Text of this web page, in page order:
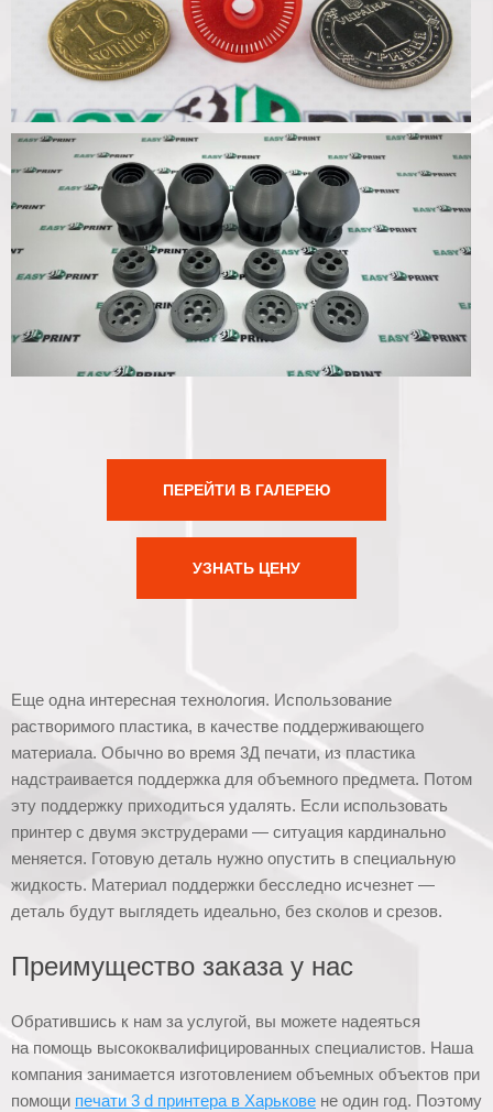
ПЕРЕЙТИ В ГАЛЕРЕЮ
УЗНАТЬ ЦЕНУ
Еще одна интересная технология. Использование
растворимого пластика, в качестве поддерживающего
материала. Обычно во время 3Д печати, из пластика
надстраивается поддержка для объемного предмета. Потом
эту поддержку приходиться удалять. Если использовать
принтер с двумя экструдерами — ситуация кардинально
меняется. Готовую деталь нужно опустить в специальную
жидкость. Материал поддержки бесследно исчезнет —
деталь будут выглядеть идеально, без сколов и срезов.
Преимущество заказа у нас
Обратившись к нам за услугой, вы можете надеяться
на помощь высококвалифицированных специалистов. Наша
компания занимается изготовлением объемных объектов при
помощи печати 3 d принтера в Харькове не один год. Поэтому